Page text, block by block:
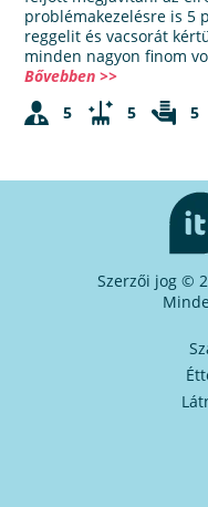
problémakezelésre is 5
reggelit és vacsorát
minden nagyon finom
Bővebben >>
5
5 5
Szerzői jog ©